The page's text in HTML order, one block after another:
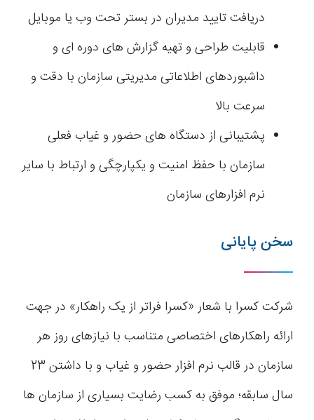
دریافت تایید مدیران در بستر تحت وب یا موبایل
قابلیت طراحی و تهیه گزارش های دوره ای و
داشبوردهای اطلاعاتی مدیریتی سازمان با دقت و
سرعت بالا
پشتیبانی از دستگاه های حضور و غیاب فعلی
سازمان با حفظ امنیت و یکپارچگی و ارتباط با سایر
نرم افزارهای سازمان
سخن پایانی
شرکت کسرا با شعار «کسرا فراتر از یک راهکار» در جهت
ارائه راهکارهای اختصاصی متناسب با نیازهای روز هر
سازمان در قالب نرم افزار حضور و غیاب و با داشتن 23
سال سابقه؛ موفق به کسب رضایت بسیاری از سازمان ها